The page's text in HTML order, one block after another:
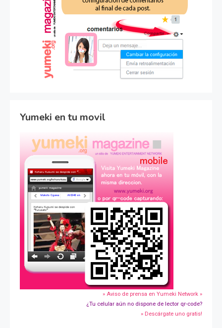
Yumeki en tu movil
» Aviso de prensa en Yumeki Network »
¿Tu celular aún no dispone de lector qr-code?
» Descárgate uno gratis!